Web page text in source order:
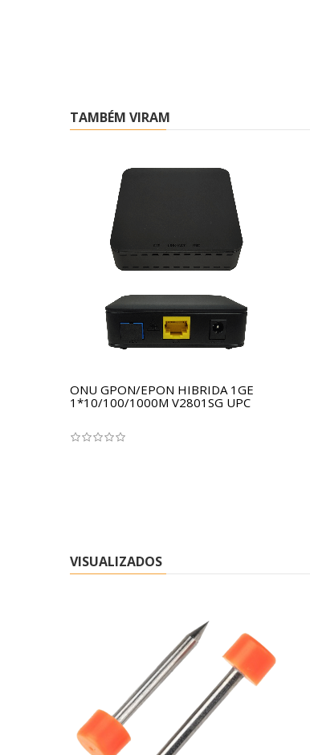
TAMBÉM VIRAM
ONU GPON/EPON HIBRIDA 1GE
1*10/100/1000M V2801SG UPC
VISUALIZADOS